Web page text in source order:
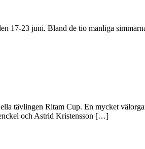
17-23 juni. Bland de tio manliga
tävlingen Ritam Cup. En mycket
och Astrid Kristensson […]